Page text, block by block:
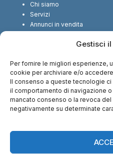
Gestisci
Per fornire le migliori esperienze,
cookie per archiviare e/o
Il consenso a queste tecnologie
il comportamento di navigazione
mancato consenso o la revoca
negativamente su determinate
Chi siamo
Servizi
Annunci in vendita
SEGUICI SUI SOCIAL
CI TROVI